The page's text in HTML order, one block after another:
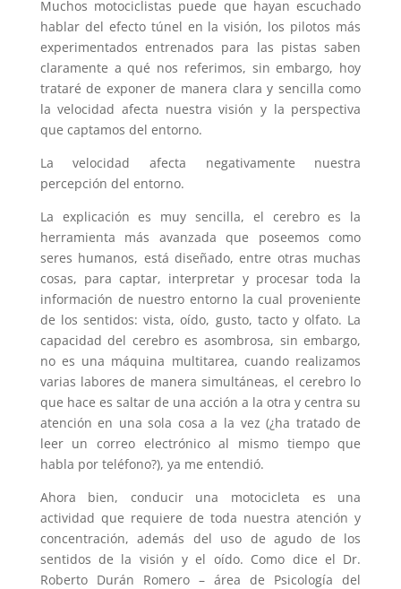
Muchos motociclistas puede que hayan escuchado
hablar del efecto túnel en la visión, los pilotos más
experimentados entrenados para las pistas saben
claramente a qué nos referimos, sin embargo, hoy
trataré de exponer de manera clara y sencilla como
la velocidad afecta nuestra visión y la perspectiva
que captamos del entorno.
La velocidad afecta negativamente nuestra
percepción del entorno.
La explicación es muy sencilla, el cerebro es la
herramienta más avanzada que poseemos como
seres humanos, está diseñado, entre otras muchas
cosas, para captar, interpretar y procesar toda la
información de nuestro entorno la cual proveniente
de los sentidos: vista, oído, gusto, tacto y olfato. La
capacidad del cerebro es asombrosa, sin embargo,
no es una máquina multitarea, cuando realizamos
varias labores de manera simultáneas, el cerebro lo
que hace es saltar de una acción a la otra y centra su
atención en una sola cosa a la vez (¿ha tratado de
leer un correo electrónico al mismo tiempo que
habla por teléfono?), ya me entendió.
Ahora bien, conducir una motocicleta es una
actividad que requiere de toda nuestra atención y
concentración, además del uso de agudo de los
sentidos de la visión y el oído. Como dice el Dr.
Roberto Durán Romero – área de Psicología del